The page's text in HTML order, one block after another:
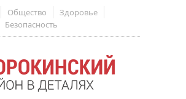
Общество
Здоровье
Безопасность